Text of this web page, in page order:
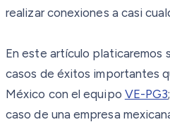
realizar conexiones a casi
En este artículo platicaremos
casos de éxitos importantes
México con el equipo VE-PG3
caso de una empresa